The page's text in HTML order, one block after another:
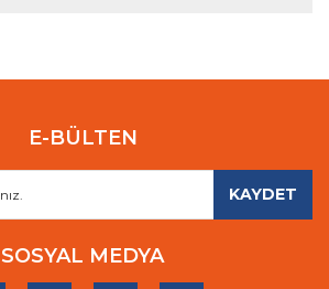
E-BÜLTEN
KAYDET
SOSYAL MEDYA